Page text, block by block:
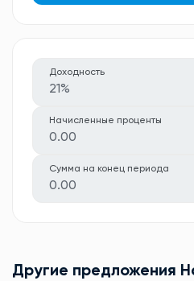
Доходность
21%
Начисленные проценты
0.00
Сумма на конец периода
0.00
Другие предложения